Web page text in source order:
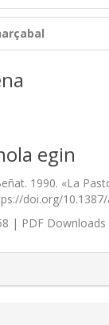
egin
1990. «La
doi.org/
| PDF Downloads